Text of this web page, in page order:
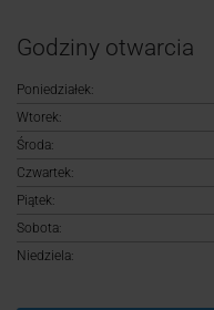
Godziny otwarcia
Poniedziałek:
Wtorek:
Środa:
Czwartek:
Piątek:
Sobota:
Niedziela: